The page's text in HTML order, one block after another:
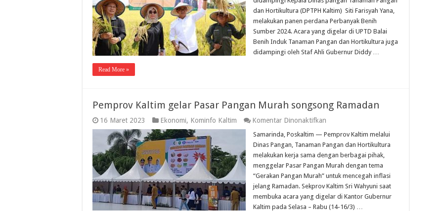
Sumber
Benih
Padi
dan Hortikultura (DPTPH Kaltim) Siti Farisyah Yana,
melakukan panen perdana Perbanyak Benih
Sumber 2024. Acara yang digelar di UPTD Balai
Benih Induk Tanaman Pangan dan Hortikultura juga
didampingi oleh Staf Ahli Gubernur Diddy …
Read More »
Pemprov Kaltim gelar Pasar Pangan Murah songsong Ramadan
16 Maret 2023 Ekonomi, Kominfo Kaltim Komentar Dinonaktifkan
Kaltim
gelar
Pasar
Pangan
Murah
songsong
Ramadan
Samarinda, Poskaltim — Pemprov Kaltim melalui
Dinas Pangan, Tanaman Pangan dan Hortikultura
melakukan kerja sama dengan berbagai pihak,
menggelar Pasar Pangan Murah dengan tema
“Gerakan Pangan Murah” untuk mencegah inflasi
jelang Ramadan. Sekprov Kaltim Sri Wahyuni saat
membuka acara yang digelar di Kantor Gubernur
Kaltim pada Selasa – Rabu (14-16/3) …